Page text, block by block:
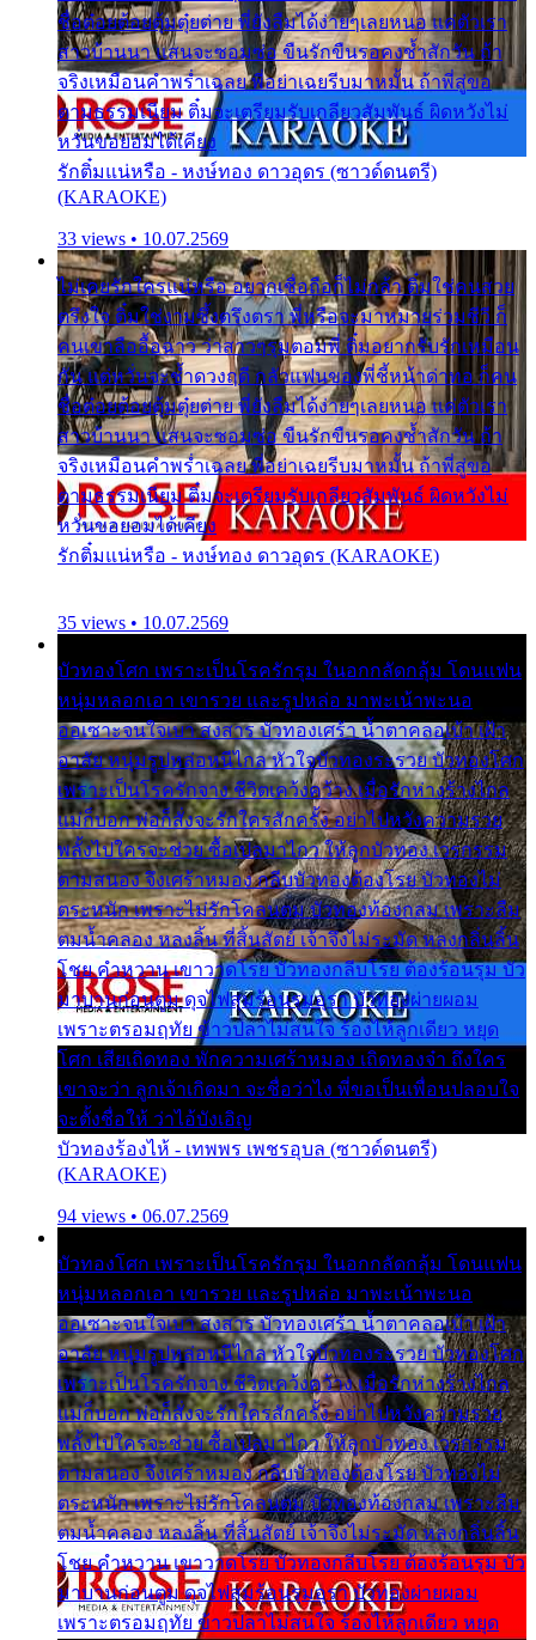
ชื่อต๋อยต้อยตุ้มตุ๋ยต่าย พี่ยังลืมได้ง่ายๆเลยหนอ แค่ตัวเรา
สาวบ้านนา แสนจะซอมซ่อ ขืนรักขืนรอคงช้ำสักวัน ถ้า
จริงเหมือนคำพร่ำเฉลย พี่อย่าเฉยรีบมาหมั้น ถ้าพี่สู่ขอ
ตามธรรมเนียม ติ๋มจะเตรียมรับเกลียวสัมพันธ์ ผิดหวังไม่
หวั่นขอยอมได้เคียง
รักติ๋มแน่หรือ - หงษ์ทอง ดาวอุดร (ซาวด์ดนตรี)
(KARAOKE)
33 views • 10.07.2569
ไม่เคยรักใครแน่หรือ อยากเชื่อถือก็ไม่กล้า ติ๋มใช่คนสวย
ตรึงใจ ติ๋มใช่งามซึ้งตรึงตรา พี่หรือจะมาหมายร่วมชีวี ก็
คนเขาลืออื้อฉาว ว่าสาวๆรุมตอมพี่ ติ๋มอยากรับรักเหมือน
กัน แต่หวั่นจะช้ำดวงฤดี กลัวแฟนของพี่ชี้หน้าด่าทอ ก็คน
ชื่อต๋อยต้อยตุ้มตุ๋ยต่าย พี่ยังลืมได้ง่ายๆเลยหนอ แค่ตัวเรา
สาวบ้านนา แสนจะซอมซ่อ ขืนรักขืนรอคงช้ำสักวัน ถ้า
จริงเหมือนคำพร่ำเฉลย พี่อย่าเฉยรีบมาหมั้น ถ้าพี่สู่ขอ
ตามธรรมเนียม ติ๋มจะเตรียมรับเกลียวสัมพันธ์ ผิดหวังไม่
หวั่นขอยอมได้เคียง
รักติ๋มแน่หรือ - หงษ์ทอง ดาวอุดร (KARAOKE)
35 views • 10.07.2569
บัวทองโศก เพราะเป็นโรครักรุม ในอกกลัดกลุ้ม โดนแฟน
หนุ่มหลอกเอา เขารวย และรูปหล่อ มาพะเน้าพะนอ
ออเซาะจนใจเบา สงสาร บัวทองเศร้า น้ำตาคลอเบ้า เฝ้า
อาลัย หนุ่มรูปหล่อหนีไกล หัวใจบัวทองระรวย บัวทองโศก
เพราะเป็นโรครักจาง ชีวิตเคว้งคว้าง เมื่อรักห่างร้างไกล
แม่ก็บอก พ่อก็สั่งจะรักใครสักครั้ง อย่าไปหวังความรวย
พลั้งไปใครจะช่วย ซื้อเปลมาไกว ให้ลูกบัวทอง เวรกรรม
ตามสนอง จึงเศร้าหมอง กลีบบัวทองต้องโรย บัวทองไม่
ตระหนัก เพราะไม่รักโคลนตม บัวทองท้องกลม เพราะลืม
ตมน้ำคลอง หลงลิ้น ที่สิ้นสัตย์ เจ้าจึงไม่ระมัด หลงกลิ่นลิ้น
โชย คำหวาน เขาวาดโรย บัวทองกลีบโรย ต้องร้อนรุม บัว
มาบานก่อนตูม ดุจไฟสุมร้อนรุมอุรา บัวทองผ่ายผอม
เพราะตรอมฤทัย ข้าวปลาไม่สนใจ ร้องไห้ลูกเดียว หยุด
โศก เสียเถิดทอง พักความเศร้าหมอง เถิดทองจ๋า ถึงใคร
เขาจะว่า ลูกเจ้าเกิดมา จะชื่อว่าไง พี่ขอเป็นเพื่อนปลอบใจ
จะตั้งชื่อให้ ว่าไอ้บังเอิญ
บัวทองร้องไห้ - เทพพร เพชรอุบล (ซาวด์ดนตรี)
(KARAOKE)
94 views • 06.07.2569
บัวทองโศก เพราะเป็นโรครักรุม ในอกกลัดกลุ้ม โดนแฟน
หนุ่มหลอกเอา เขารวย และรูปหล่อ มาพะเน้าพะนอ
ออเซาะจนใจเบา สงสาร บัวทองเศร้า น้ำตาคลอเบ้า เฝ้า
อาลัย หนุ่มรูปหล่อหนีไกล หัวใจบัวทองระรวย บัวทองโศก
เพราะเป็นโรครักจาง ชีวิตเคว้งคว้าง เมื่อรักห่างร้างไกล
แม่ก็บอก พ่อก็สั่งจะรักใครสักครั้ง อย่าไปหวังความรวย
พลั้งไปใครจะช่วย ซื้อเปลมาไกว ให้ลูกบัวทอง เวรกรรม
ตามสนอง จึงเศร้าหมอง กลีบบัวทองต้องโรย บัวทองไม่
ตระหนัก เพราะไม่รักโคลนตม บัวทองท้องกลม เพราะลืม
ตมน้ำคลอง หลงลิ้น ที่สิ้นสัตย์ เจ้าจึงไม่ระมัด หลงกลิ่นลิ้น
โชย คำหวาน เขาวาดโรย บัวทองกลีบโรย ต้องร้อนรุม บัว
มาบานก่อนตูม ดุจไฟสุมร้อนรุมอุรา บัวทองผ่ายผอม
เพราะตรอมฤทัย ข้าวปลาไม่สนใจ ร้องไห้ลูกเดียว หยุด